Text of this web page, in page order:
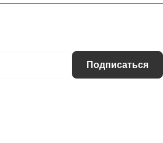
Подписаться